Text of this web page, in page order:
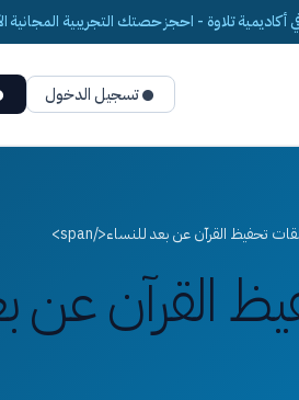
أكاديمية تلاوة - احجز حصتك التجريبية المجانية
تسجيل الدخول
القرآن عن